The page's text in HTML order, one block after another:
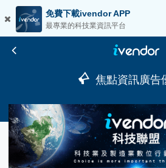
免費下載ivendor APP
最專業的科技業資訊平台
焦點資訊廣告